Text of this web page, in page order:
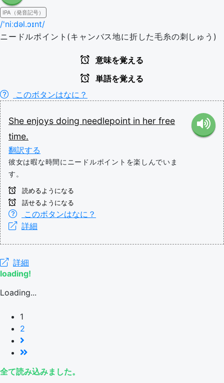
IPA（発音記号）
/'niːdəl.ɔɪnt/
ニードルポイント(キャンバス地に折した毛糸の刺しゅう)
意味を覚える
単語を覚える
このボタンはなに？
She enjoys doing needlepoint in her free
time.
翻訳する
彼女は暇な時間にニードルポイントを楽しんでいま
す。
読めるようになる
話せるようになる
このボタンはなに？
詳細
詳細
loading!
Loading...
1
2
全て読み込みました。